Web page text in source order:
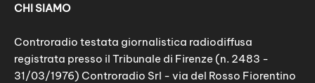
CHI SIAMO
Controradio testata giornalistica radiodiffusa
registrata presso il Tribunale di Firenze (n. 2483 -
31/03/1976) Controradio Srl - via del Rosso Fiorentino